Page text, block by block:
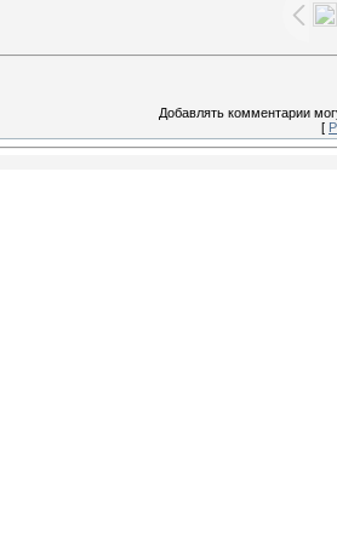
Добавлять комментарии
[